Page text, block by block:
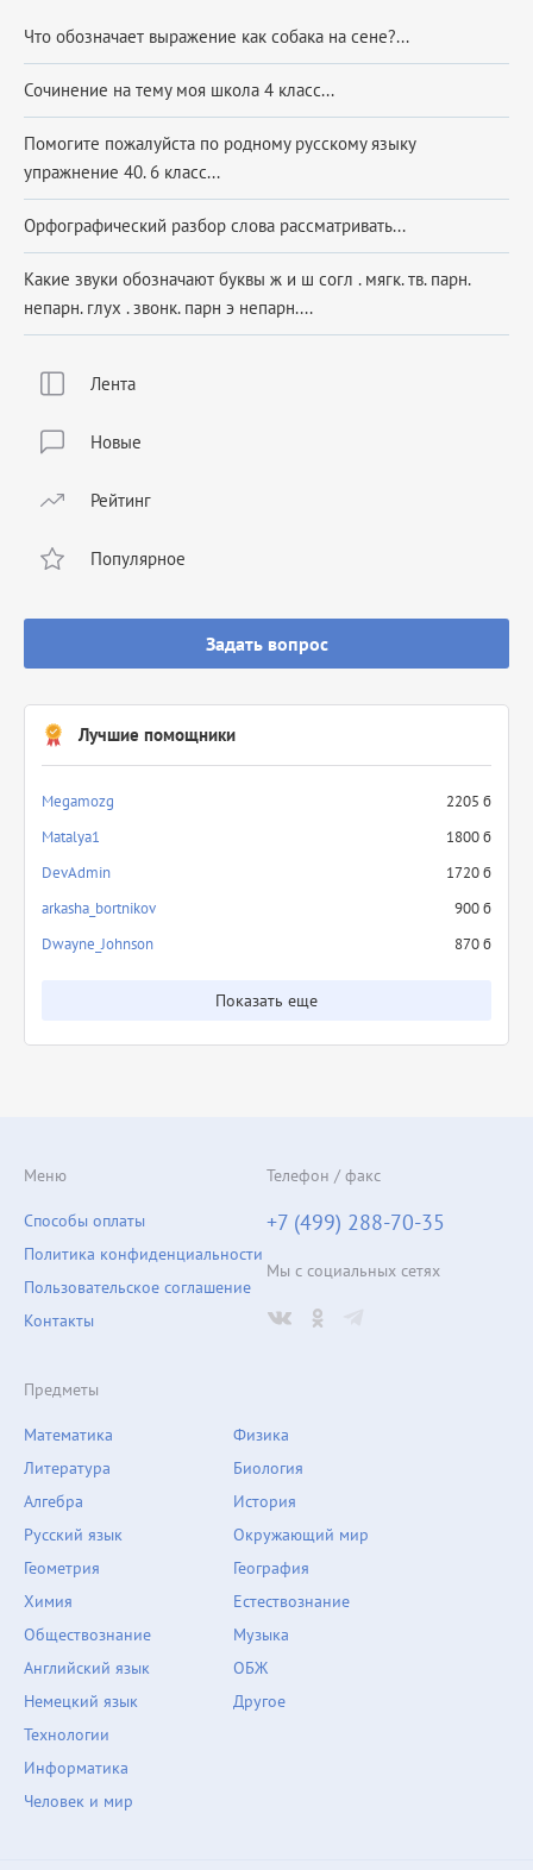
Лента
Новые
Рейтинг
Популярное
Задать вопрос
Лучшие помощники
Megamozg
2205 б
Matalya1
1800 б
DevAdmin
1720 б
arkasha_bortnikov
900 б
Dwayne_Johnson
870 б
Показать еще
Что обозначает выражение как собака на сене?...
Сочинение на тему моя школа 4 класс...
Помогите пожалуйста по родному русскому языку
упражнение 40. 6 класс​...
Орфографический разбор слова рассматривать​...
Какие звуки обозначают буквы ж и ш согл . мягк. тв. парн.
непарн. глух . звонк. парн э непарн....
Предметы
Математика
Литература
Алгебра
Русский язык
Геометрия
Химия
Физика
Биология
История
Окружающий мир
География
Естествознание
Обществознание
Английский язык
Немецкий язык
Технологии
Информатика
Человек и мир
Музыка
ОБЖ
Другое
Меню
Способы оплаты
Политика конфиденциальности
Пользовательское соглашение
Контакты
Телефон / факс
+7 (499) 288-70-35
Мы с социальных сетях